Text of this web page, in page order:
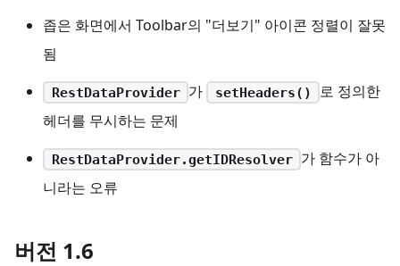
좁은 화면에서 Toolbar의 "더보기" 아이콘 정렬이 잘못
됨
RestDataProvider 가 setHeaders()
로 정의한
헤더를 무시하는 문제
RestDataProvider.getIDResolver 가 함수가 아
니라는 오류
버전 1.6